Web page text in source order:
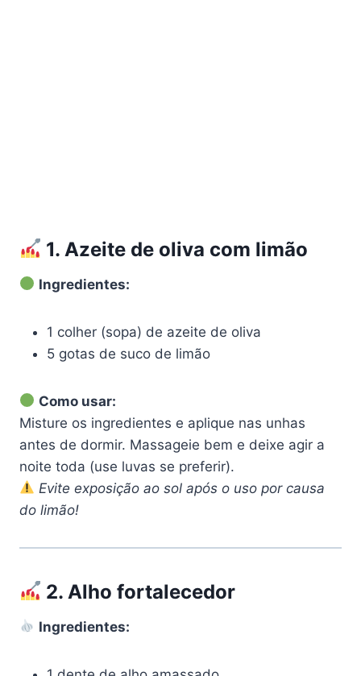
1. Azeite de oliva com limão
Ingredientes:
1 colher (sopa) de azeite de oliva
5 gotas de suco de limão
Como usar:
Misture os ingredientes e aplique nas unhas
antes de dormir. Massageie bem e deixe agir a
noite toda (use luvas se preferir).
Evite exposição ao sol após o uso por causa
do limão!
2. Alho fortalecedor
Ingredientes: